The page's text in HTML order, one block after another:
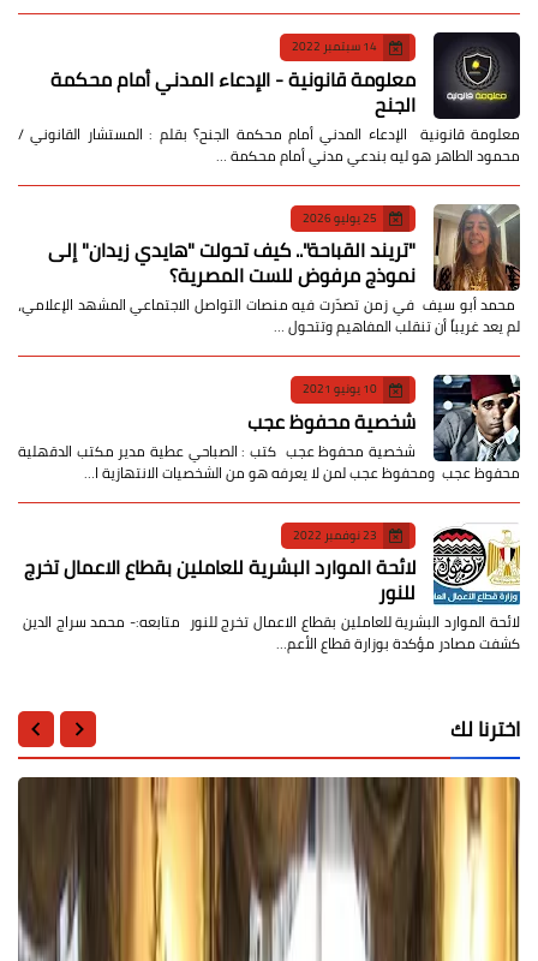
14 سبتمبر 2022
معلومة قانونية - الإدعاء المدني أمام محكمة
الجنح
معلومة قانونية الإدعاء المدني أمام محكمة الجنح؟ بقلم : المستشار القانوني /
محمود الطاهر هو ليه بندعي مدني أمام محكمة …
25 يوليو 2026
​"تريند القباحة".. كيف تحولت "هايدي زيدان" إلى
نموذج مرفوض للست المصرية؟
​ محمد أبو سيف ​في زمن تصدّرت فيه منصات التواصل الاجتماعي المشهد الإعلامي،
لم يعد غريباً أن تنقلب المفاهيم وتتحول …
10 يونيو 2021
شخصية محفوظ عجب
شخصية محفوظ عجب كتب : الصباحي عطية مدير مكتب الدقهلية
محفوظ عجب ومحفوظ عجب لمن لا يعرفه هو من الشخصيات الانتهازية ا…
23 نوفمبر 2022
لائحة الموارد البشرية للعاملين بقطاع الاعمال تخرج
للنور
لائحة الموارد البشرية للعاملين بقطاع الاعمال تخرج للنور متابعه:- محمد سراج الدين
كشفت مصادر مؤكدة بوزارة قطاع الأعم…
اخترنا لك